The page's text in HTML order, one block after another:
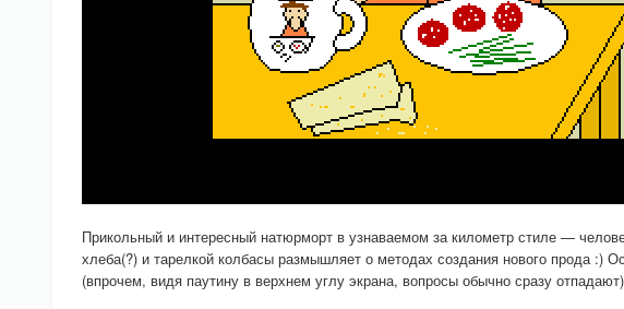
Прикольный и интересный натюрморт в узнаваемом за километр стиле —
хлеба(?) и тарелкой колбасы размышляет о методах создания нового прода :)
(впрочем, видя паутину в верхнем углу экрана, вопросы обычно сразу отпадают)